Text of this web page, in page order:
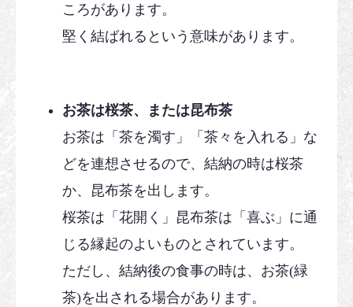
ころがあります。
堅く結ばれるという意味があります。
お茶は桜茶、または昆布茶
お茶は「茶を濁す」「茶々を入れる」な
どを連想させるので、結納の時は桜茶
か、昆布茶を出します。
桜茶は「花開く」昆布茶は「喜ぶ」に通
じる縁起のよいものとされています。
ただし、結納後の食事の時は、お茶(緑
茶)を出される場合があります。